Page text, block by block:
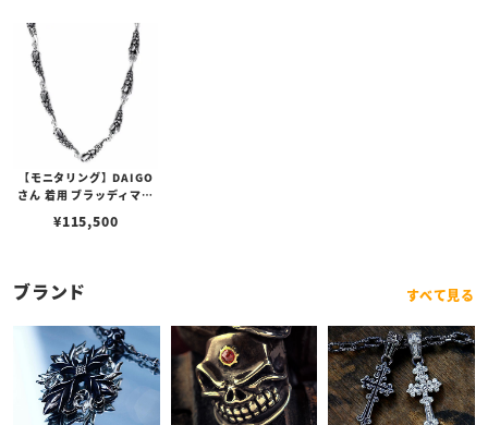
【モニタリング】DAIGO
さん 着用 ブラッディマリ
ーン/60cm
¥115,500
ブランド すべて見る